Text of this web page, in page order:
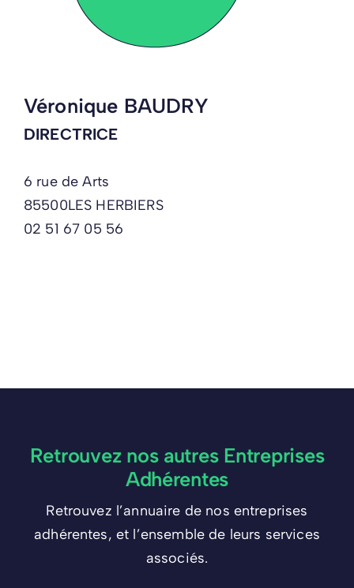
Véronique BAUDRY
DIRECTRICE
6 rue de Arts
85500LES HERBIERS
02 51 67 05 56
Retrouvez nos autres Entreprises
Adhérentes
Retrouvez l’annuaire de nos entreprises
adhérentes, et l’ensemble de leurs services
associés.